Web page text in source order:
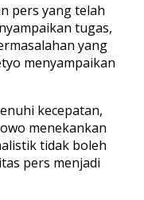
pers yang telah
tugas,
yang
menyampaikan
kecepatan,
menekankan
tidak boleh
pers menjadi